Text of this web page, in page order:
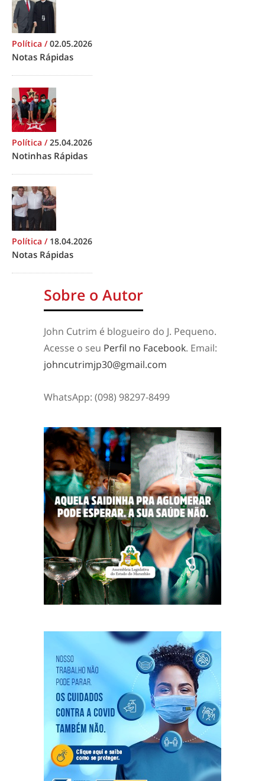
Política /02.05.2026
Notas Rápidas
Política /25.04.2026
Notinhas Rápidas
Política / 18.04.2026
Notas Rápidas
Sobre o Autor
John Cutrim é blogueiro do J. Pequeno.
Acesse o seu Perfil no Facebook. Email:
johncutrimjp30@gmail.com
WhatsApp: (098) 98297-8499